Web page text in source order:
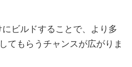
ビルドすることで、より多
てもらうチャンスが広がりま